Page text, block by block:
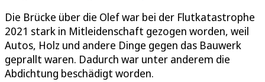
Die Brücke über die Olef war bei der Flutkatastrophe
2021 stark in Mitleidenschaft gezogen worden, weil
Autos, Holz und andere Dinge gegen das Bauwerk
geprallt waren. Dadurch war unter anderem die
Abdichtung beschädigt worden.